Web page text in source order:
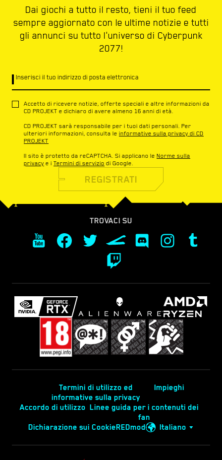
Dai giochi a tutto il resto, tieni il tuo feed
sempre aggiornato con le ultime notizie e tutti
gli annunci su tutto l'universo di Cyberpunk
2077!
Inserisci il tuo indirizzo di posta elettronica
Accetto di ricevere notizie, offerte speciali e altre informazioni da
CD PROJEKT e dichiaro di avere almeno 16 anni di età.
CD PROJEKT sarà responsabile per i tuoi dati personali. Per
ulteriori informazioni, consulta le informative sulla privacy di CD
PROJEKT
Il sito è protetto da reCAPTCHA. Si applicano le Norme sulla
privacy e i Termini di servizio di Google.
REGISTRATI
TROVACI SU
Termini di utilizzo ed
informative sulla privacy
Impieghi
Accordo di utilizzo Linee guida per i contenuti dei
fan
Dichiarazione sui CookieREDmod Italiano